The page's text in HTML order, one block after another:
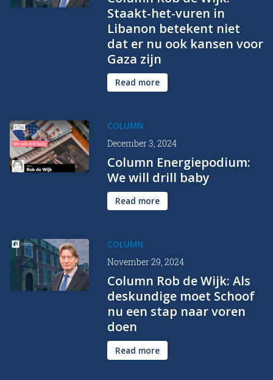
Staakt-het-vuren in
Libanon betekent niet
dat er nu ook kansen voor
Gaza zijn
Read more
COLUMN
December 3, 2024
Column Energiepodium:
We will drill baby
Read more
COLUMN
November 29, 2024
Column Rob de Wijk: Als
deskundige moet Schoof
nu een stap naar voren
doen
Read more